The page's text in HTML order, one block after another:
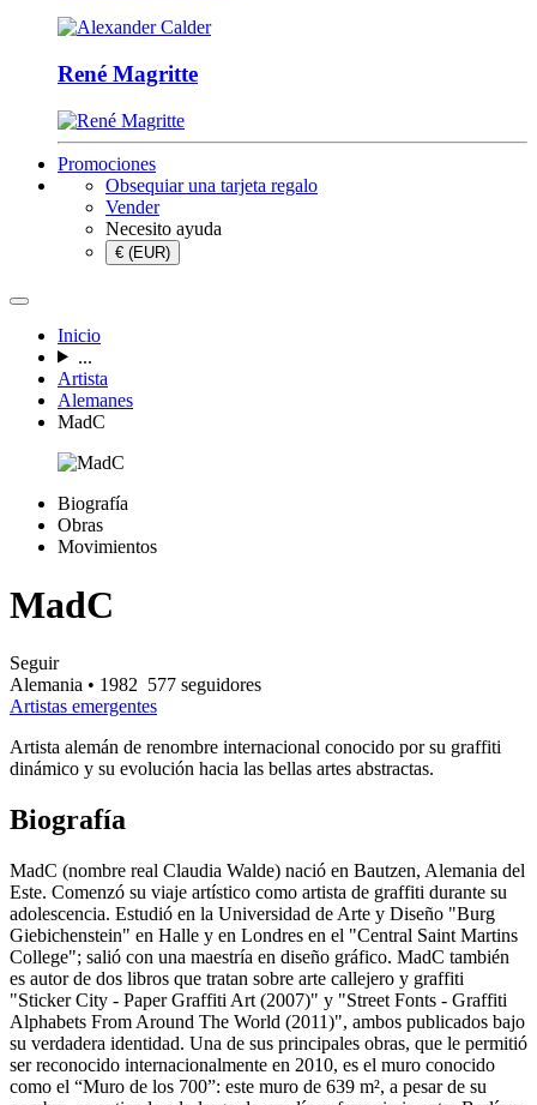
René Magritte
Promociones
Obsequiar una tarjeta regalo
Vender
Necesito ayuda
€ (EUR)
Inicio
...
Artista
Alemanes
MadC
Biografía
Obras
Movimientos
MadC
Seguir
Alemania • 1982 577 seguidores
Artistas emergentes
Artista alemán de renombre internacional conocido por su graffiti
dinámico y su evolución hacia las bellas artes abstractas.
Biografía
MadC (nombre real Claudia Walde) nació en Bautzen, Alemania del
Este. Comenzó su viaje artístico como artista de graffiti durante su
adolescencia. Estudió en la Universidad de Arte y Diseño "Burg
Giebichenstein" en Halle y en Londres en el "Central Saint Martins
College"; salió con una maestría en diseño gráfico. MadC también
es autor de dos libros que tratan sobre arte callejero y graffiti
"Sticker City - Paper Graffiti Art (2007)" y "Street Fonts - Graffiti
Alphabets From Around The World (2011)", ambos publicados bajo
su verdadera identidad. Una de sus principales obras, que le permitió
ser reconocido internacionalmente en 2010, es el muro conocido
como el “Muro de los 700”: este muro de 639 m², a pesar de su